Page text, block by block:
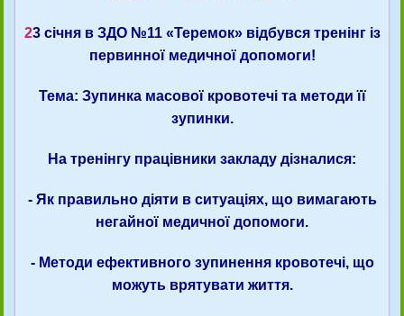
23 січня в ЗДО №11 «Теремок» відбувся тренінг із
первинної медичної допомоги!
Тема: Зупинка масової кровотечі та методи її
зупинки.
На тренінгу працівники закладу дізналися:
- Як правильно діяти в ситуаціях, що вимагають
негайної медичної допомоги.
- Методи ефективного зупинення кровотечі, що
можуть врятувати життя.